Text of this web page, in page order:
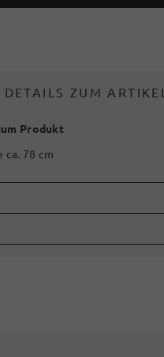
DETAILS ZUM ARTIKEL
Produkt
ca. 78 cm